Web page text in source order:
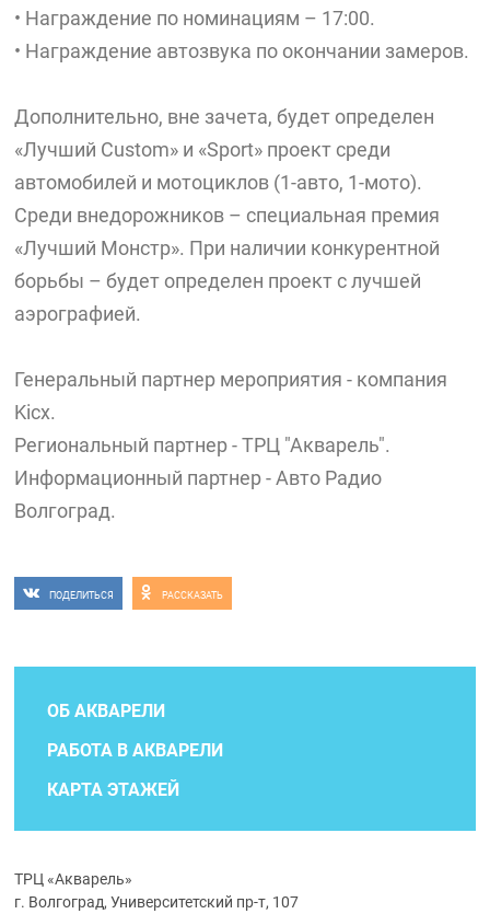
• Награждение по номинациям – 17:00.
• Награждение автозвука по окончании замеров.
Дополнительно, вне зачета, будет определен
«Лучший Custom» и «Sport» проект среди
автомобилей и мотоциклов (1-авто, 1-мото).
Среди внедорожников – специальная премия
«Лучший Монстр». При наличии конкурентной
борьбы – будет определен проект с лучшей
аэрографией.
Генеральный партнер мероприятия - компания
Kicx.
Региональный партнер - ТРЦ "Акварель".
Информационный партнер - Авто Радио
Волгоград.
ПОДЕЛИТЬСЯ РАССКАЗАТЬ
ОБ АКВАРЕЛИ
РАБОТА В АКВАРЕЛИ
КАРТА ЭТАЖЕЙ
ТРЦ «Акварель»
г. Волгоград, Университетский пр-т, 107